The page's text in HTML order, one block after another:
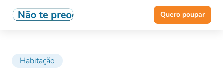
Quero poupar
Habitação